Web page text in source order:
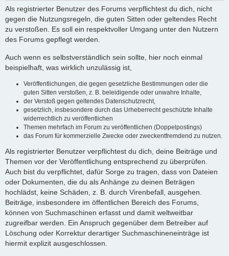
Als registrierter Benutzer des Forums verpflichtest du dich, nicht
gegen die Nutzungsregeln, die guten Sitten oder geltendes Recht
zu verstoßen. Es soll ein respektvoller Umgang unter den Nutzern
des Forums gepflegt werden.
Auch wenn es selbstverständlich sein sollte, hier noch einmal
beispielhaft, was wirklich unzulässig ist,
Veröffentlichungen, die gegen gesetzliche Bestimmungen oder die
guten Sitten verstoßen, z. B. beleidigende oder unwahre Inhalte,
der Verstoß gegen geltendes Datenschutzrecht,
gesetzlich, insbesondere durch das Urheberrecht geschützte Inhalte
widerrechtlich zu veröffentlichen
Themen mehrfach im Forum zu veröffentlichen (Doppelpostings)
das Forum für kommerzielle Zwecke oder zweckentfremdend zu nutzen.
Als registrierter Benutzer verpflichtest du dich, deine Beiträge und
Themen vor der Veröffentlichung entsprechend zu überprüfen.
Auch bist du verpflichtet, dafür Sorge zu tragen, dass von Dateien
oder Dokumenten, die du als Anhänge zu deinen Beträgen
hochlädst, keine Schäden, z. B. durch Virenbefall, ausgehen.
Beiträge, insbesondere im öffentlichen Bereich des Forums,
können von Suchmaschinen erfasst und damit weltweitbar
zugreifbar werden. Ein Anspruch gegenüber dem Betreiber auf
Löschung oder Korrektur derartiger Suchmaschineneinträge ist
hiermit explizit ausgeschlossen.